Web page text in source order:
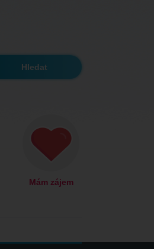
Mám zájem